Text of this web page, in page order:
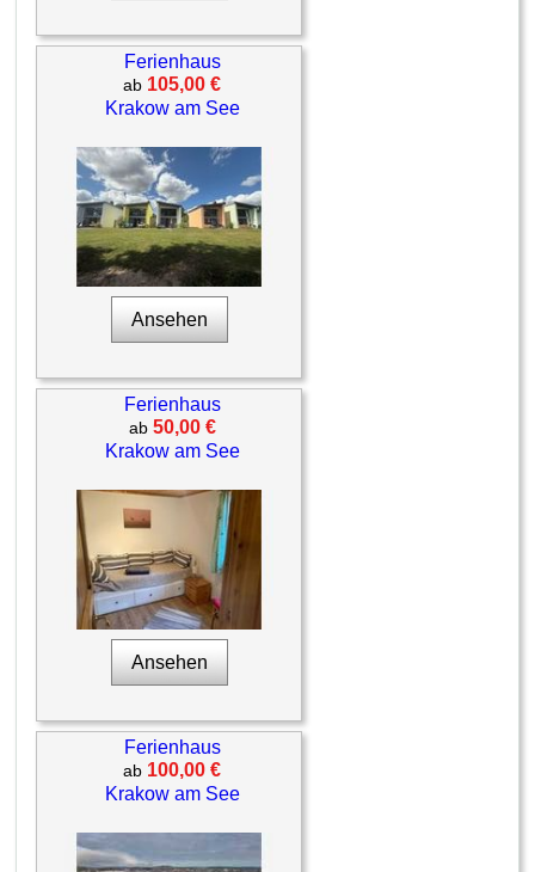
Ferienhaus
ab 105,00 €
Krakow am See
Ansehen
Ferienhaus
ab 50,00 €
Krakow am See
Ansehen
Ferienhaus
ab 100,00 €
Krakow am See